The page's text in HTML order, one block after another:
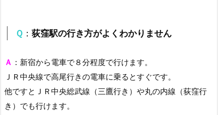
Ｑ ： 荻窪駅の行き方がよくわかりません
Ａ ：新宿から電車で８分程度で行けます。
ＪＲ中央線で高尾行きの電車に乗るとすぐです。
他ですとＪＲ中央総武線（三鷹行き）や丸の内線（荻窪行
き）でも行けます。